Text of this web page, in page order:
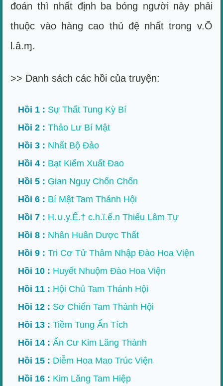
đoán thì nhất định ba bóng người này phải
thuộc vào hàng cao thủ đệ nhất trong v.Õ
l.â.ɱ.
>> Danh sách các hồi của truyện:
Hồi 1 : Sự Thất Tung Kỳ Bí
Hồi 2 : Thảo Lư Bí Mật
Hồi 3 : Nhất Bộ Đảo
Hồi 4 : Bạt Kiếm Xuất Đao
Hồi 5 : Gian Nguy Chốn Chốn
Hồi 6 : Bí Mật Tam Thánh Hội
Hồi 7 : H.∪.y.Ế.† c.h.ï.ế.n Thiếu Lâm Tự
Hồi 8 : Nhân Huân Dược Thất
Hồi 9 : Tri Cơ Tử Thâm Nhập Đào Hoa Viện
Hồi 10 : Huyết Nhuộm Đào Hoa Viện
Hồi 11 : Hội Chủ Tam Thánh Hội
Hồi 12 : Sơ Chiến Tam Thánh Hội
Hồi 13 : Tiềm Tung Ẩn Tích
Hồi 14 : Ẩn Cư Kim Lăng Thành
Hồi 15 : Diễm Hoa Mao Trúc Viện
Hồi 16 : Kim Lăng Tam Hiệp